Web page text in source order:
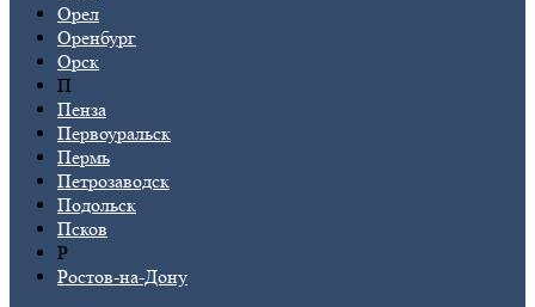
Орел
Оренбург
Орск
П
Пенза
Первоуральск
Пермь
Петрозаводск
Подольск
Псков
Р
Ростов-на-Дону